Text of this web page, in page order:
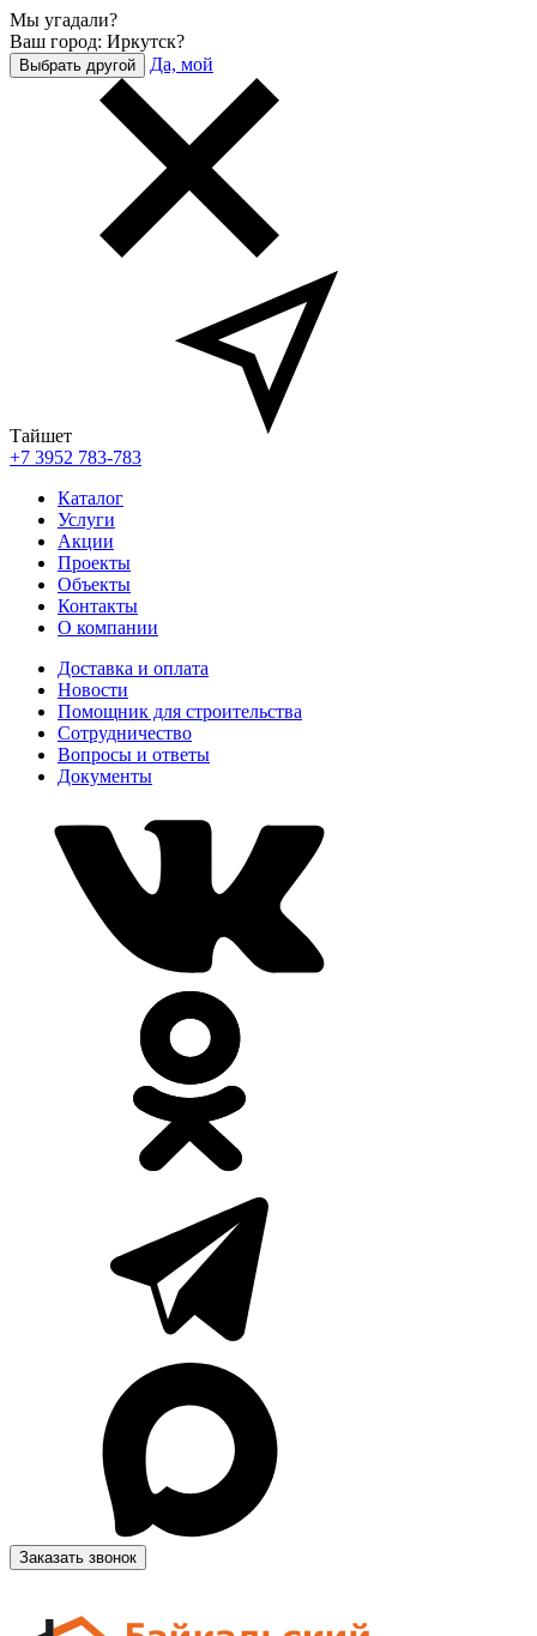
Мы угадали?
Ваш город: Иркутск?
Выбрать другой Да, мой
Тайшет
+7 3952 783-783
Каталог
Услуги
Акции
Проекты
Объекты
Контакты
О компании
Доставка и оплата
Новости
Помощник для строительства
Сотрудничество
Вопросы и ответы
Документы
Заказать звонок